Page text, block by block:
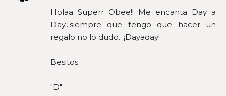
Holaa Superr Obee!! Me encanta Day a
Day...siempre que tengo que hacer un
regalo no lo dudo.. ¡Dayaday!
Besitos.
"D"